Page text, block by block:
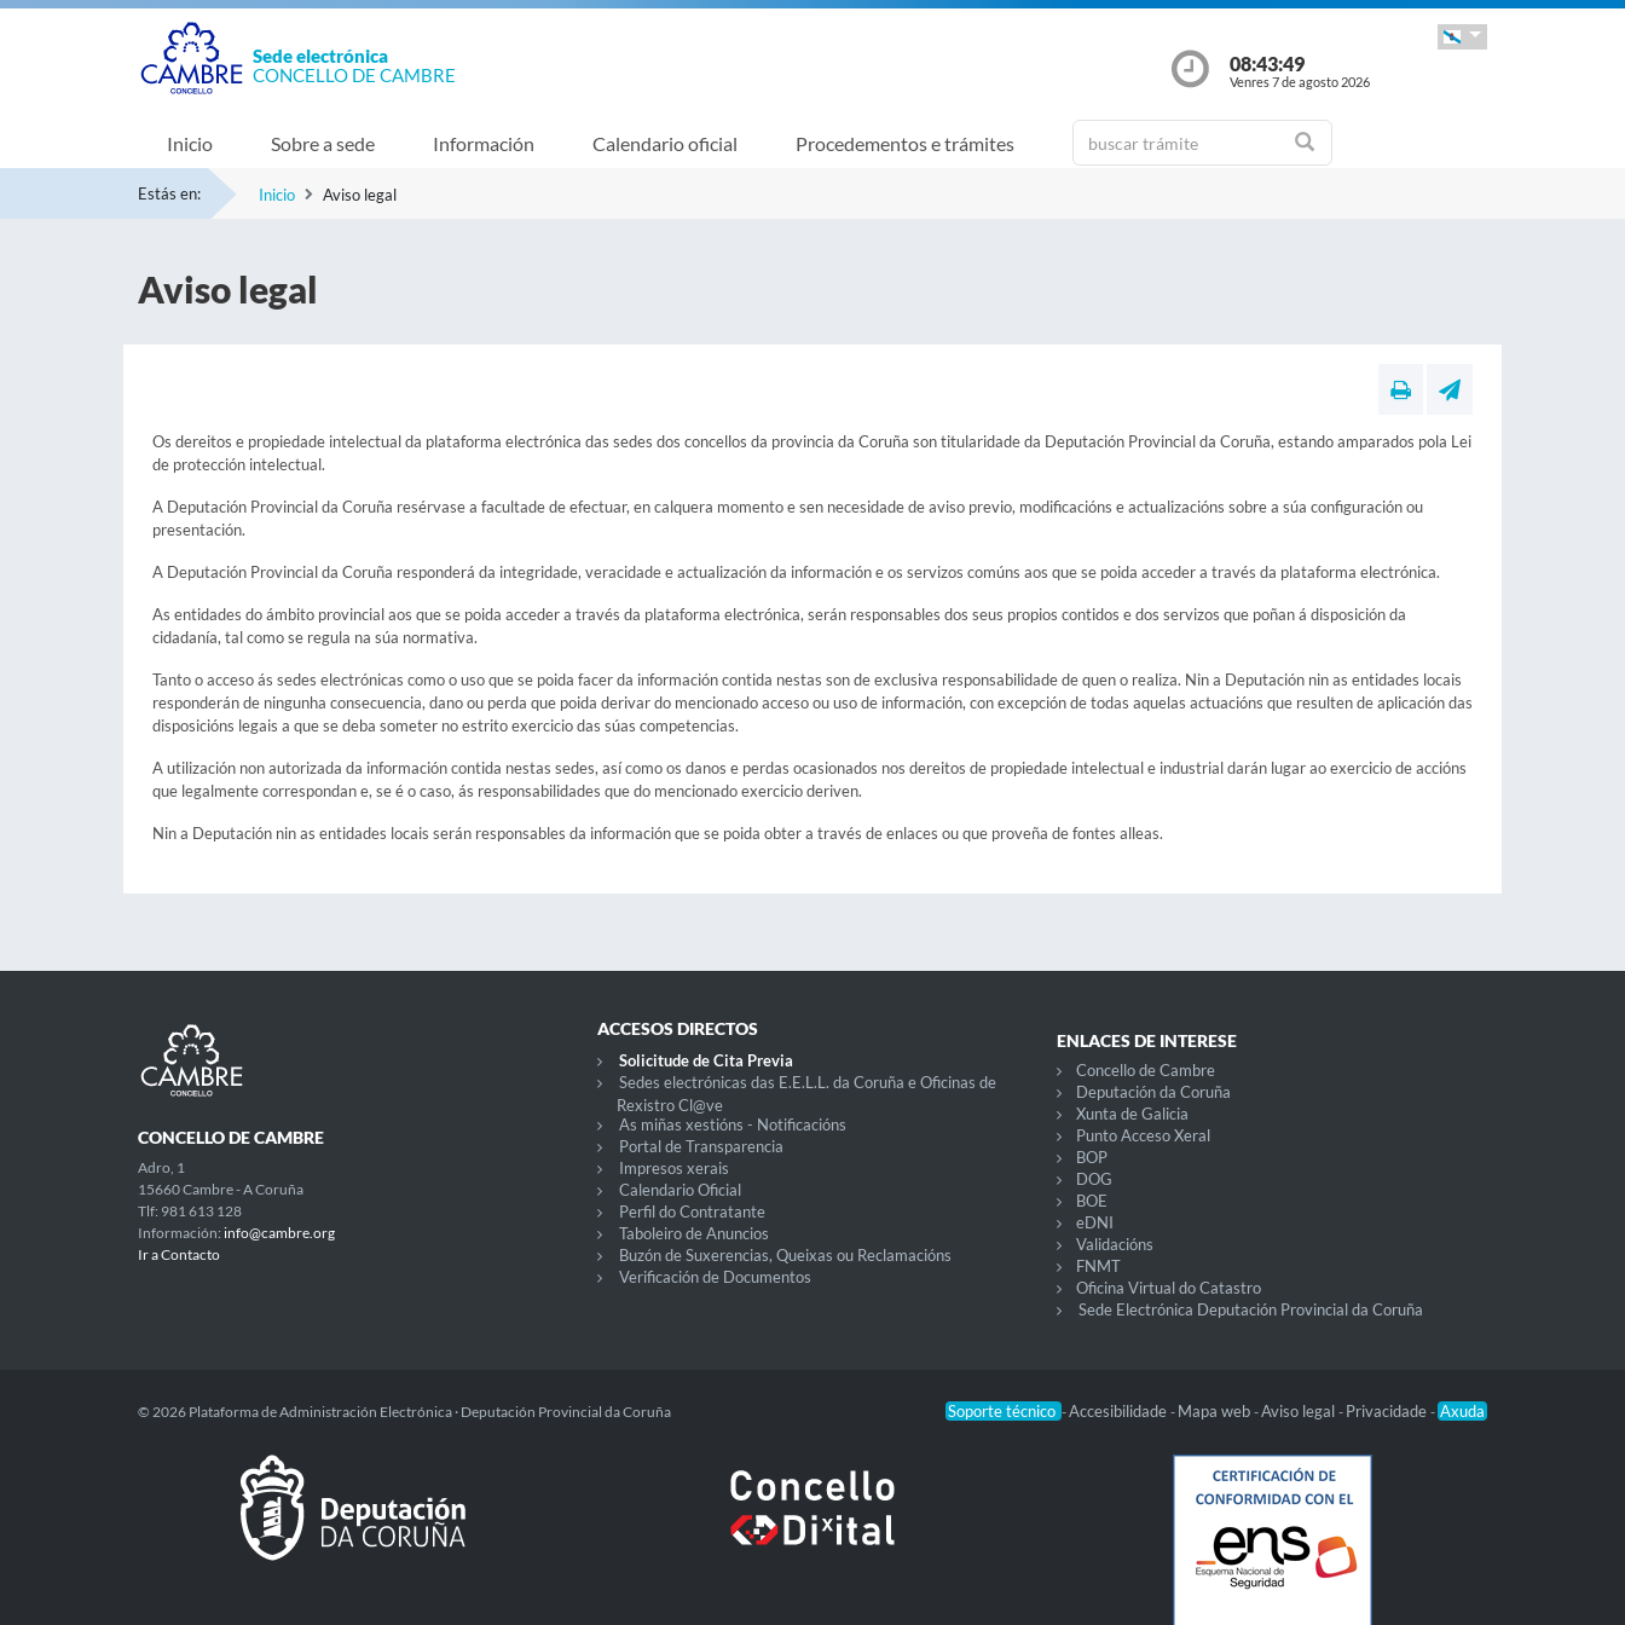
Sede electrónica
CONCELLO DE CAMBRE
08:43:50
Venres 7 de agosto 2026
Inicio Sobre a sede Información Calendario oficial Procedementos e trámites
Estás en: Inicio Aviso legal
Aviso legal
Os dereitos e propiedade intelectual da plataforma electrónica das sedes dos concellos da provincia da Coruña son titularidade da Deputación Provincial da Coruña, estando amparados pola Lei
de protección intelectual.
A Deputación Provincial da Coruña resérvase a facultade de efectuar, en calquera momento e sen necesidade de aviso previo, modificacións e actualizacións sobre a súa configuración ou
presentación.
A Deputación Provincial da Coruña responderá da integridade, veracidade e actualización da información e os servizos comúns aos que se poida acceder a través da plataforma electrónica.
As entidades do ámbito provincial aos que se poida acceder a través da plataforma electrónica, serán responsables dos seus propios contidos e dos servizos que poñan á disposición da
cidadanía, tal como se regula na súa normativa.
Tanto o acceso ás sedes electrónicas como o uso que se poida facer da información contida nestas son de exclusiva responsabilidade de quen o realiza. Nin a Deputación nin as entidades locais
responderán de ningunha consecuencia, dano ou perda que poida derivar do mencionado acceso ou uso de información, con excepción de todas aquelas actuacións que resulten de aplicación das
disposicións legais a que se deba someter no estrito exercicio das súas competencias.
A utilización non autorizada da información contida nestas sedes, así como os danos e perdas ocasionados nos dereitos de propiedade intelectual e industrial darán lugar ao exercicio de accións
que legalmente correspondan e, se é o caso, ás responsabilidades que do mencionado exercicio deriven.
Nin a Deputación nin as entidades locais serán responsables da información que se poida obter a través de enlaces ou que proveña de fontes alleas.
CONCELLO DE CAMBRE
Adro, 1
15660 Cambre - A Coruña
Tlf: 981 613 128
Información: info@cambre.org
Ir a Contacto
ACCESOS DIRECTOS
Solicitude de Cita Previa
Sedes electrónicas das E.E.L.L. da Coruña e Oficinas de
Rexistro Cl@ve
As miñas xestións - Notificacións
Portal de Transparencia
Impresos xerais
Calendario Oficial
Perfil do Contratante
Taboleiro de Anuncios
Buzón de Suxerencias, Queixas ou Reclamacións
Verificación de Documentos
ENLACES DE INTERESE
Concello de Cambre
Deputación da Coruña
Xunta de Galicia
Punto Acceso Xeral
BOP
DOG
BOE
eDNI
Validacións
FNMT
Oficina Virtual do Catastro
Sede Electrónica Deputación Provincial da Coruña
Soporte técnico -Accesibilidade - Mapa web -Aviso legal - Privacidade - Axuda
© 2026 Plataforma de Administración Electrónica · Deputación Provincial da Coruña